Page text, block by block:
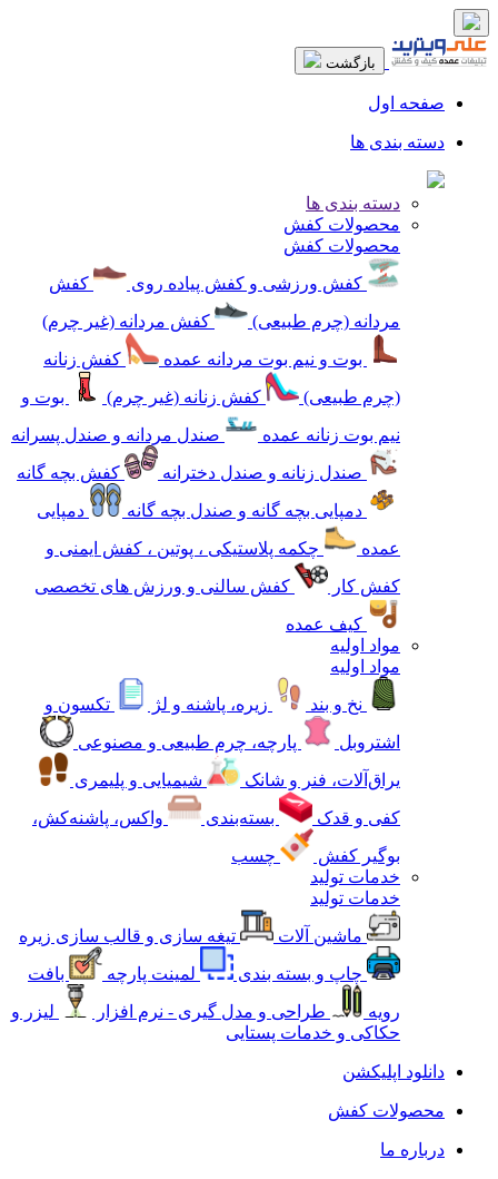
بازگشت
صفحه اول
دسته بندی ها
دسته بندی ها
محصولات کفش
محصولات کفش
کفش ورزشی و کفش پیاده روی
کفش
مردانه (چرم طبیعی)
کفش مردانه (غیر چرم)
بوت و نیم بوت مردانه عمده
کفش زنانه
(چرم طبیعی)
کفش زنانه (غیر چرم)
بوت و
نیم بوت زنانه عمده
صندل مردانه و صندل پسرانه
صندل زنانه و صندل دخترانه
کفش بچه گانه
دمپایی بچه گانه و صندل بچه گانه
دمپایی
عمده
چکمه پلاستیکی ، پوتین ، کفش ایمنی و
کفش کار
کفش سالنی و ورزش های تخصصی
کیف عمده
مواد اولیه
مواد اولیه
نخ و بند
زیره، پاشنه و لژ
تکسون و
اشتروبل
پارچه، چرم طبیعی و مصنوعی
یراق‌آلات، فنر و شانک
شیمیایی و پلیمری
کفی و قدک
بسته‌بندی
واکس، پاشنه‌کش،
بوگیر کفش
چسب
خدمات تولید
خدمات تولید
ماشین آلات
تیغه سازی و قالب سازی زیره
چاپ و بسته بندی
لمینت پارچه
بافت
رویه
طراحی و مدل گیری - نرم افزار
لیزر و
حکاکی و خدمات پستایی
دانلود اپلیکشن
محصولات کفش
درباره ما